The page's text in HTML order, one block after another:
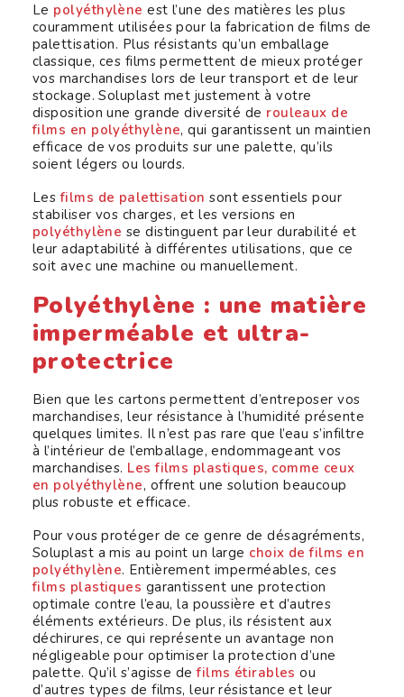
Le polyéthylène est l’une des matières les plus
couramment utilisées pour la fabrication de films de
palettisation. Plus résistants qu’un emballage
classique, ces films permettent de mieux protéger
vos marchandises lors de leur transport et de leur
stockage. Soluplast met justement à votre
disposition une grande diversité de rouleaux de
films en polyéthylène, qui garantissent un maintien
efficace de vos produits sur une palette, qu’ils
soient légers ou lourds.
Les films de palettisation sont essentiels pour
stabiliser vos charges, et les versions en
polyéthylène se distinguent par leur durabilité et
leur adaptabilité à différentes utilisations, que ce
soit avec une machine ou manuellement.
Polyéthylène : une matière
imperméable et ultra-
protectrice
Bien que les cartons permettent d’entreposer vos
marchandises, leur résistance à l’humidité présente
quelques limites. Il n’est pas rare que l’eau s’infiltre
à l’intérieur de l’emballage, endommageant vos
marchandises. Les films plastiques, comme ceux
en polyéthylène, offrent une solution beaucoup
plus robuste et efficace.
Pour vous protéger de ce genre de désagréments,
Soluplast a mis au point un large choix de films en
polyéthylène. Entièrement imperméables, ces
films plastiques garantissent une protection
optimale contre l’eau, la poussière et d’autres
éléments extérieurs. De plus, ils résistent aux
déchirures, ce qui représente un avantage non
négligeable pour optimiser la protection d’une
palette. Qu’il s’agisse de films étirables ou
d’autres types de films, leur résistance et leur